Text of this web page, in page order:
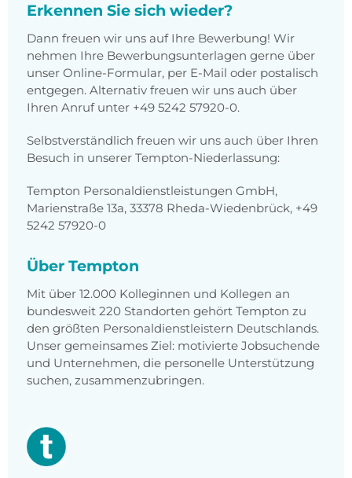
Erkennen Sie sich wieder?
Dann freuen wir uns auf Ihre Bewerbung! Wir
nehmen Ihre Bewerbungsunterlagen gerne über
unser Online-Formular, per E-Mail oder postalisch
entgegen. Alternativ freuen wir uns auch über
Ihren Anruf unter +49 5242 57920-0.
Selbstverständlich freuen wir uns auch über Ihren
Besuch in unserer Tempton-Niederlassung:
Tempton Personaldienstleistungen GmbH,
Marienstraße 13a, 33378 Rheda-Wiedenbrück, +49
5242 57920-0
Über Tempton
Mit über 12.000 Kolleginnen und Kollegen an
bundesweit 220 Standorten gehört Tempton zu
den größten Personaldienstleistern Deutschlands.
Unser gemeinsames Ziel: motivierte Jobsuchende
und Unternehmen, die personelle Unterstützung
suchen, zusammenzubringen.